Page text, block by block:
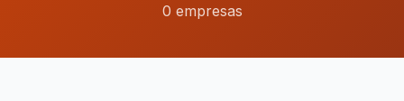
0 empresas